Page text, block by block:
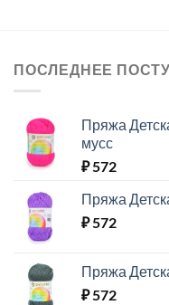
ПОСЛЕДНЕЕ
Пряжа
мусс
₽572
Пряжа
₽572
Пряжа
₽572